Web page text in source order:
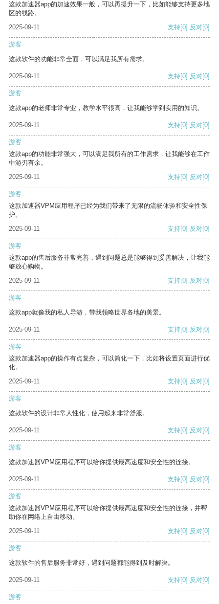
这款加速器app的加速效果一般，可以再提升一下，比如能够支持更多地
区的线路。
2025-09-11
支持[0] 反对[0]
游客
这款软件的功能非常全面，可以满足我所有需求。
2025-09-11 支持[0] 反对[0]
游客
这款app的老师非常专业，教学水平很高，让我能够学到实用的知识。
2025-09-11 支持[0] 反对[0]
游客
这款app的功能非常强大，可以满足我所有的工作需求，让我能够在工作
中游刃有余。
2025-09-11
支持[0] 反对[0]
游客
这款加速器VPM应用程序已经为我们带来了无限的流畅体验和安全性保
护。
2025-09-11
支持[0] 反对[0]
游客
这款app的售后服务非常完善，遇到问题总是能够得到妥善解决，让我能
够放心购物。
2025-09-11
支持[0] 反对[0]
游客
这款app就像我的私人导游，带我领略世界各地的美景。
2025-09-11 支持[0] 反对[0]
游客
这款加速器app的操作有点复杂，可以简化一下，比如将设置页面进行优
化。
2025-09-11
支持[0] 反对[0]
游客
这款软件的设计非常人性化，使用起来非常舒服。
2025-09-11 支持[0] 反对[0]
游客
这款加速器VPM应用程序可以给你提供最高速度和安全性的连接。
2025-09-11 支持[0] 反对[0]
游客
这款加速器VPM应用程序可以给你提供最高速度和安全性的连接，并帮
助你在网络上自由移动。
2025-09-11
支持[0] 反对[0]
游客
这款软件的售后服务非常好，遇到问题都能得到及时解决。
2025-09-11 支持[0] 反对[0]
游客